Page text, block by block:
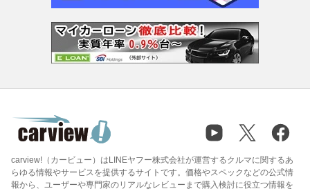
carview!（カービュー）はLINEヤフー株式会社が運営するクルマに関するあ
らゆる情報やサービスを提供するサイトです。価格やスペックなどの公式情
報から、ユーザーや専門家のリアルなレビューまで購入検討に役立つ情報を